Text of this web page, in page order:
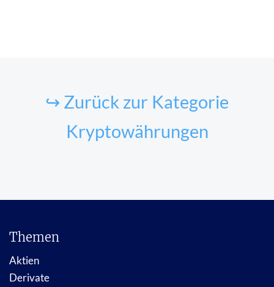
↪ Zurück zur Kategorie
Kryptowährungen
Themen
Aktien
Derivate